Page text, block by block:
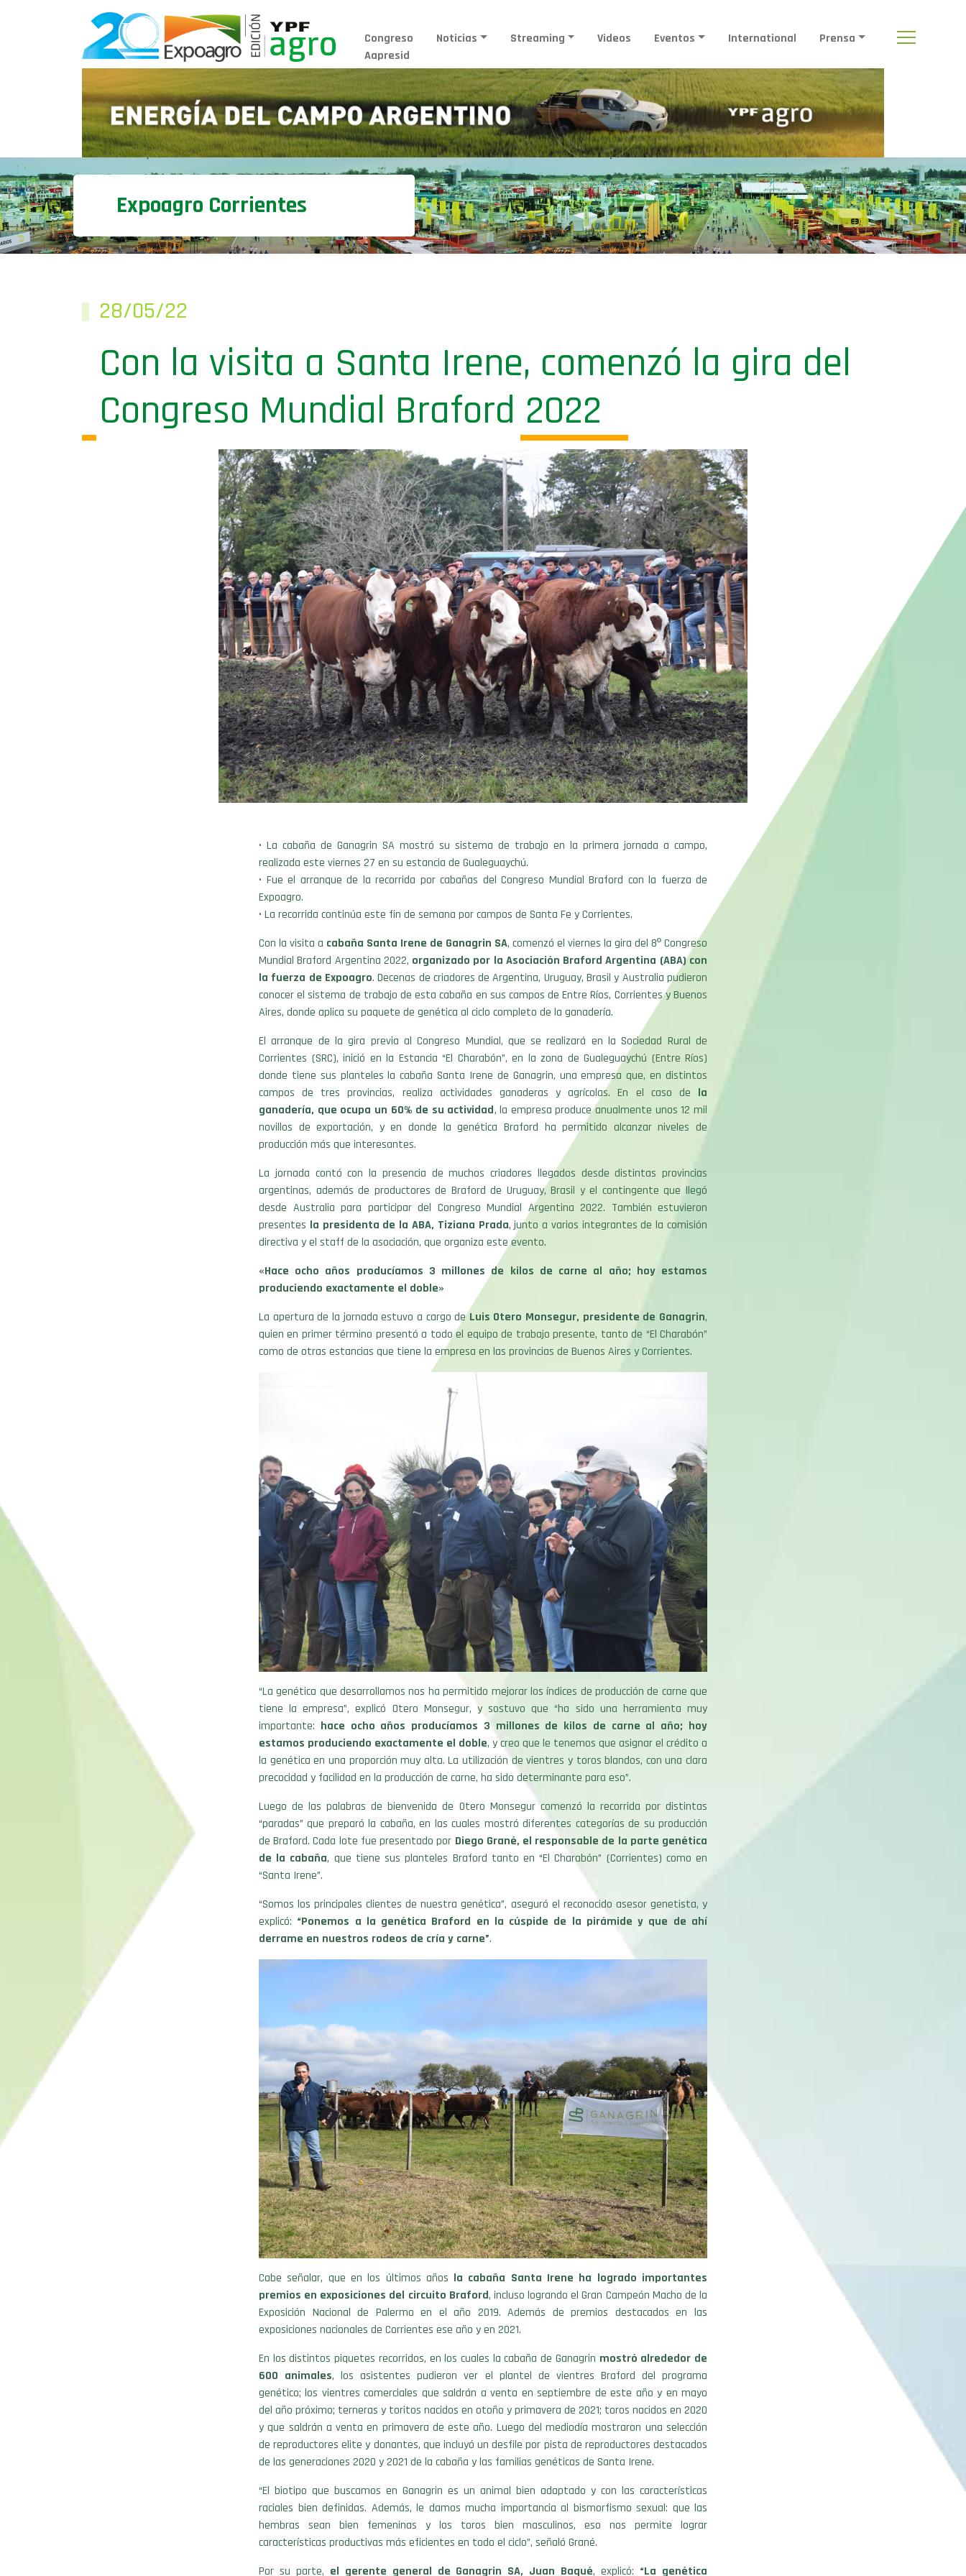
Congreso
Aapresid
Noticias Streaming Videos Eventos International Prensa
Expoagro Corrientes
28/05/22
Con la visita a Santa Irene, comenzó la gira del
Congreso Mundial Braford 2022
• La cabaña de Ganagrin SA mostró su sistema de trabajo en la primera jornada a campo,
realizada este viernes 27 en su estancia de Gualeguaychú.
• Fue el arranque de la recorrida por cabañas del Congreso Mundial Braford con la fuerza de
Expoagro.
• La recorrida continúa este fin de semana por campos de Santa Fe y Corrientes.
Con la visita a cabaña Santa Irene de Ganagrin SA, comenzó el viernes la gira del 8º Congreso
Mundial Braford Argentina 2022, organizado por la Asociación Braford Argentina (ABA) con
la fuerza de Expoagro. Decenas de criadores de Argentina, Uruguay, Brasil y Australia pudieron
conocer el sistema de trabajo de esta cabaña en sus campos de Entre Ríos, Corrientes y Buenos
Aires, donde aplica su paquete de genética al ciclo completo de la ganadería.
El arranque de la gira previa al Congreso Mundial, que se realizará en la Sociedad Rural de
Corrientes (SRC), inició en la Estancia “El Charabón”, en la zona de Gualeguaychú (Entre Ríos)
donde tiene sus planteles la cabaña Santa Irene de Ganagrin, una empresa que, en distintos
campos de tres provincias, realiza actividades ganaderas y agrícolas. En el caso de la
ganadería, que ocupa un 60% de su actividad, la empresa produce anualmente unos 12 mil
novillos de exportación, y en donde la genética Braford ha permitido alcanzar niveles de
producción más que interesantes.
La jornada contó con la presencia de muchos criadores llegados desde distintas provincias
argentinas, además de productores de Braford de Uruguay, Brasil y el contingente que llegó
desde Australia para participar del Congreso Mundial Argentina 2022. También estuvieron
presentes la presidenta de la ABA, Tiziana Prada, junto a varios integrantes de la comisión
directiva y el staff de la asociación, que organiza este evento.
«Hace ocho años producíamos 3 millones de kilos de carne al año; hoy estamos
produciendo exactamente el doble»
La apertura de la jornada estuvo a cargo deLuis Otero Monsegur, presidente de Ganagrin,
quien en primer término presentó a todo el equipo de trabajo presente, tanto de “El Charabón”
como de otras estancias que tiene la empresa en las provincias de Buenos Aires y Corrientes.
“La genética que desarrollamos nos ha permitido mejorar los índices de producción de carne que
tiene la empresa”, explicó Otero Monsegur, y sostuvo que “ha sido una herramienta muy
importante: hace ocho años producíamos 3 millones de kilos de carne al año; hoy
estamos produciendo exactamente el doble, y creo que le tenemos que asignar el crédito a
la genética en una proporción muy alta. La utilización de vientres y toros blandos, con una clara
precocidad y facilidad en la producción de carne, ha sido determinante para eso”.
Luego de las palabras de bienvenida de Otero Monsegur comenzó la recorrida por distintas
“paradas” que preparó la cabaña, en las cuales mostró diferentes categorías de su producción
de Braford. Cada lote fue presentado por Diego Grané, el responsable de la parte genética
de la cabaña, que tiene sus planteles Braford tanto en “El Charabón” (Corrientes) como en
“Santa Irene”.
“Somos los principales clientes de nuestra genética”, aseguró el reconocido asesor genetista, y
explicó: “Ponemos a la genética Braford en la cúspide de la pirámide y que de ahí
derrame en nuestros rodeos de cría y carne”.
Cabe señalar, que en los últimos años la cabaña Santa Irene ha logrado importantes
premios en exposiciones del circuito Braford, incluso logrando el Gran Campeón Macho de la
Exposición Nacional de Palermo en el año 2019. Además de premios destacados en las
exposiciones nacionales de Corrientes ese año y en 2021.
En los distintos piquetes recorridos, en los cuales la cabaña de Ganagrin mostró alrededor de
600 animales, los asistentes pudieron ver el plantel de vientres Braford del programa
genético; los vientres comerciales que saldrán a venta en septiembre de este año y en mayo
del año próximo; terneras y toritos nacidos en otoño y primavera de 2021; toros nacidos en 2020
y que saldrán a venta en primavera de este año. Luego del mediodía mostraron una selección
de reproductores elite y donantes, que incluyó un desfile por pista de reproductores destacados
de las generaciones 2020 y 2021 de la cabaña y las familias genéticas de Santa Irene.
“El biotipo que buscamos en Ganagrin es un animal bien adaptado y con las características
raciales bien definidas. Además, le damos mucha importancia al bismorfismo sexual: que las
hembras sean bien femeninas y los toros bien masculinos, eso nos permite lograr
características productivas más eficientes en todo el ciclo”, señaló Grané.
Por su parte, el gerente general de Ganagrin SA, Juan Baqué, explicó: “La genética